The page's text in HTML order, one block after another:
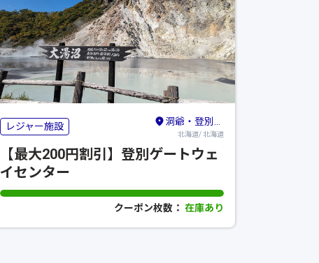
レジャー施設 洞爺・登別・苫小牧・室蘭
北海道/ 北海道
【最大200円割引】登別ゲートウェ
イセンター
クーポン枚数： 在庫あり